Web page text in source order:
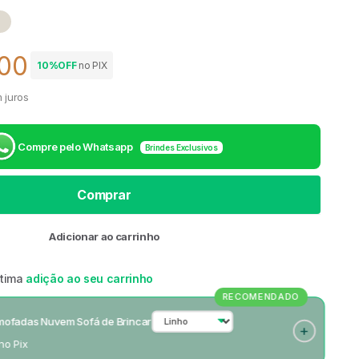
Linho
10%OFFno PIX
juros
Compre pelo Whatsapp Brindes Exclusivos
Comprar
Adicionar ao carrinho
adição ao seu carrinho
RECOMENDADO
Nuvem Sofá de Brincar
Pix